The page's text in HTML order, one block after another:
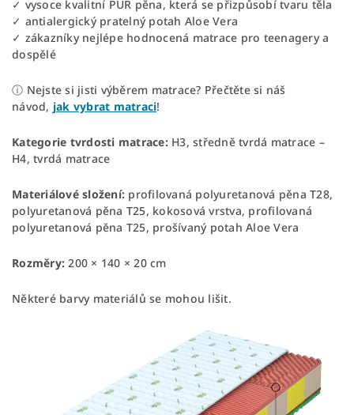
✓ vysoce kvalitní PUR pěna, která se přizpůsobí tvaru těla
✓ antialergický pratelný potah Aloe Vera
✓ zákazníky nejlépe hodnocená matrace pro teenagery a
dospělé
ⓘ Nejste si jisti výběrem matrace? Přečtěte si náš
návod, jak vybrat matraci!
Kategorie tvrdosti matrace: H3, středně tvrdá matrace –
H4, tvrdá matrace
Materiálové složení: profilovaná polyuretanová pěna T28,
polyuretanová pěna T25, kokosová vrstva, profilovaná
polyuretanová pěna T25, prošívaný potah Aloe Vera
Rozměry: 200 × 140 × 20 cm
Některé barvy materiálů se mohou lišit.